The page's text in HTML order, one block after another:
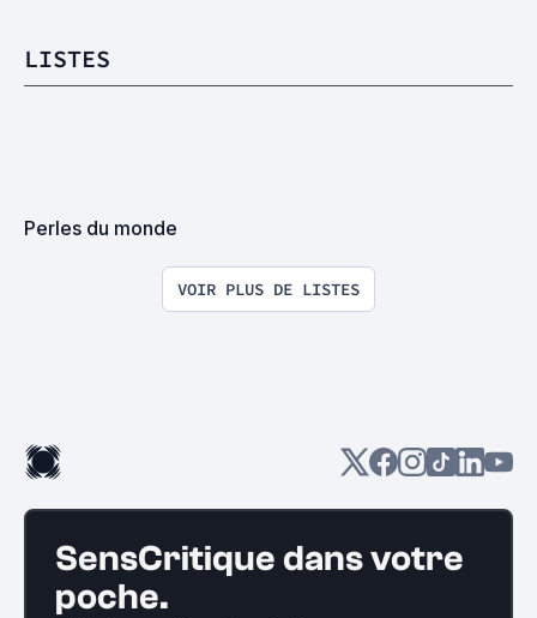
LISTES
Perles du monde
VOIR PLUS DE LISTES
SensCritique dans votre
poche.